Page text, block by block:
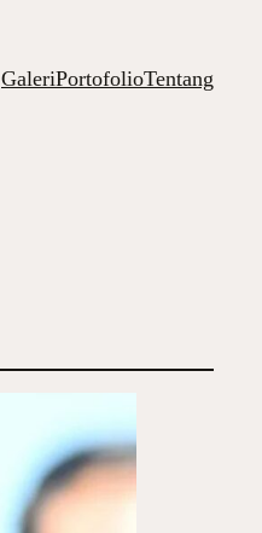
GaleriPortofolioTentang